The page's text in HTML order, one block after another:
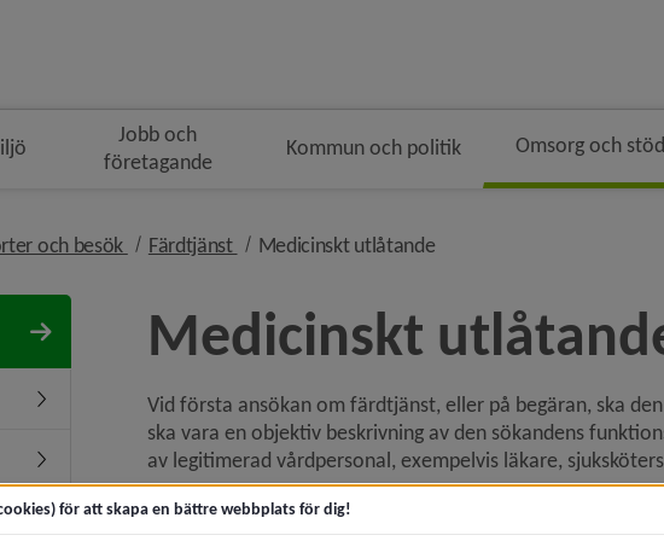
Jobb och
företagande
Kommun och politik Omsorg och stöd
och besök nivå i brödsmulenavigeringen
Färdtjänst nivå i brödsmulenavigeringen
Medicinskt utlåtandenivå i
Undermeny för Akut hjälp och krisstöd
Undermeny för Kontakta socialtjänsten
Medicinskt
Vid första ansökan om färdtjänst, eller på begäran, ska
ska vara en objektiv beskrivning av den sökandens
av legitimerad vårdpersonal, exempelvis läkare,
Till dig som utfärdar medicinskt utlåtande
för att skapa en bättre webbplats för dig!